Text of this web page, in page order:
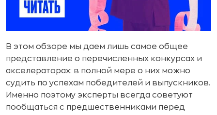
В этом обзоре мы даем лишь самое общее
представление о перечисленных конкурсах и
акселераторах: в полной мере о них можно
судить по успехам победителей и выпускников.
Именно поэтому эксперты всегда советуют
пообщаться с предшественниками перед